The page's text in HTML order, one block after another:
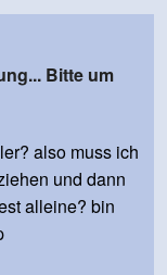
Bitte um
also muss ich
und dann
alleine? bin